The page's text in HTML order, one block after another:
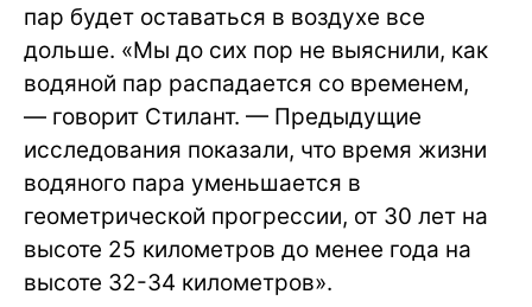
пар будет оставаться в воздухе все
дольше. «Мы до сих пор не выяснили, как
водяной пар распадается со временем,
— говорит Стилант. — Предыдущие
исследования показали, что время жизни
водяного пара уменьшается в
геометрической прогрессии, от 30 лет на
высоте 25 километров до менее года на
высоте 32-34 километров».